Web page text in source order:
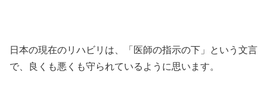
日本の現在のリハビリは、「医師の指示の下」という文言
で、良くも悪くも守られているように思います。